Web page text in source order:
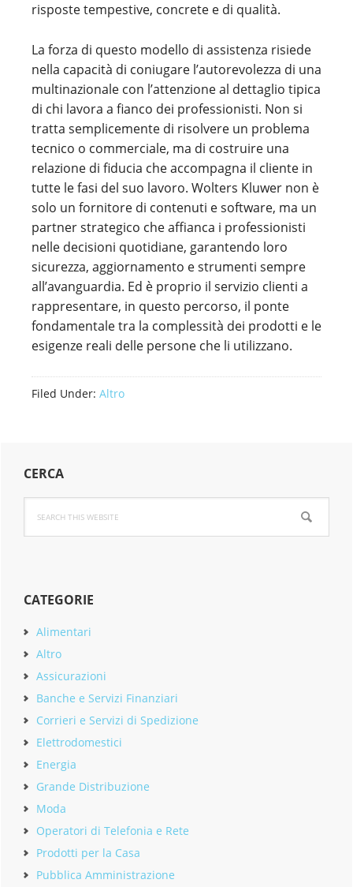
risposte tempestive, concrete e di qualità.
La forza di questo modello di assistenza risiede
nella capacità di coniugare l’autorevolezza di una
multinazionale con l’attenzione al dettaglio tipica
di chi lavora a fianco dei professionisti. Non si
tratta semplicemente di risolvere un problema
tecnico o commerciale, ma di costruire una
relazione di fiducia che accompagna il cliente in
tutte le fasi del suo lavoro. Wolters Kluwer non è
solo un fornitore di contenuti e software, ma un
partner strategico che affianca i professionisti
nelle decisioni quotidiane, garantendo loro
sicurezza, aggiornamento e strumenti sempre
all’avanguardia. Ed è proprio il servizio clienti a
rappresentare, in questo percorso, il ponte
fondamentale tra la complessità dei prodotti e le
esigenze reali delle persone che li utilizzano.
Filed Under: Altro
Primary
Sidebar
CERCA
this
website
CATEGORIE
Alimentari
Altro
Assicurazioni
Banche e Servizi Finanziari
Corrieri e Servizi di Spedizione
Elettrodomestici
Energia
Grande Distribuzione
Moda
Operatori di Telefonia e Rete
Prodotti per la Casa
Pubblica Amministrazione